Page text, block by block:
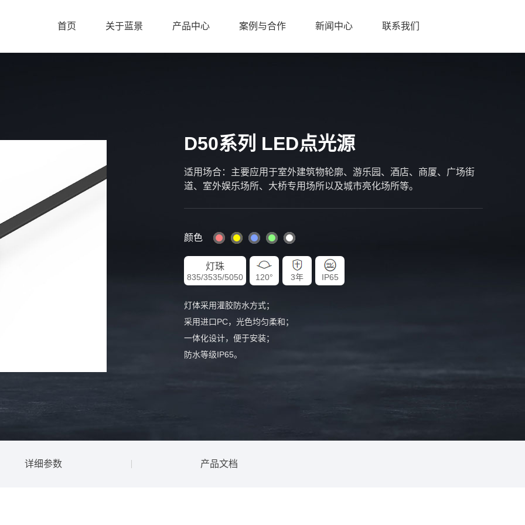
首页 关于蓝景 产品中心 案例与合作 新闻中心 联系我们
D50系列 LED点光源
适用场合：主要应⽤于室外建筑物轮廓、游乐园、酒店、商厦、⼴场街
道、室外娱乐场所、⼤桥专⽤场所以及城市亮化场所等。
颜色
灯珠
835/3535/5050 120° 3年 IP65
灯体采⽤灌胶防⽔⽅式；
采⽤进⼝PC，光⾊均匀柔和；
⼀体化设计，便于安装；
防⽔等级IP65。
详细参数 产品文档